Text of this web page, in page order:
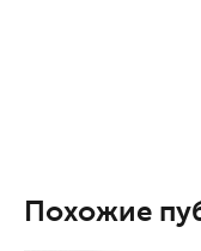
Похожие